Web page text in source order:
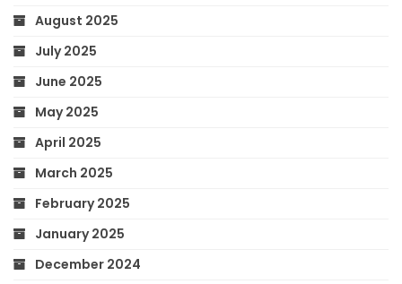
August 2025
July 2025
June 2025
May 2025
April 2025
March 2025
February 2025
January 2025
December 2024